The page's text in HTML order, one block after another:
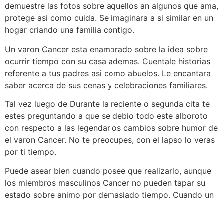
demuestre las fotos sobre aquellos an algunos que ama,
protege asi­ como cuida. Se imaginara a si similar en un
hogar criando una familia contigo.
Un varon Cancer esta enamorado sobre la idea sobre
ocurrir tiempo con su casa ademas. Cuentale historias
referente a tus padres asi­ como abuelos. Le encantara
saber acerca de sus cenas y celebraciones familiares.
Tal vez luego de Durante la reciente o segunda cita te
estes preguntando a que se debio todo este alboroto
con respecto a las legendarios cambios sobre humor de
el varon Cancer. No te preocupes, con el lapso lo veras
por ti tiempo.
Puede asear bien cuando posee que realizarlo, aunque
los miembros masculinos Cancer no pueden tapar su
estado sobre animo por demasiado tiempo. Cuando un